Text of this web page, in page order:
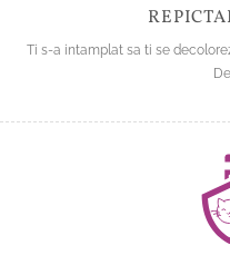
Ti s-a intamplat sa ti se